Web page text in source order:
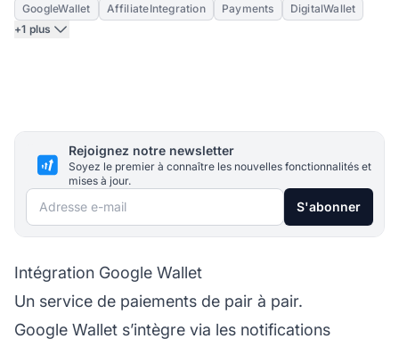
GoogleWallet AffiliateIntegration Payments
DigitalWallet
+1 plus
Rejoignez notre newsletter
Soyez le premier à connaître les nouvelles fonctionnalités et
mises à jour.
Adresse e-mail S'abonner
Intégration Google Wallet
Un service de paiements de pair à pair.
Google Wallet s’intègre via les notifications